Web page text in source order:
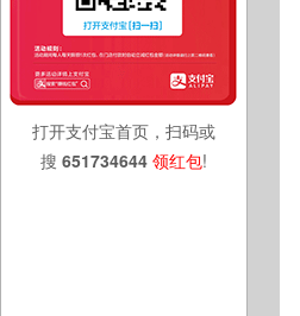
打开支付宝首页，扫码或
搜 651734644 领红包!